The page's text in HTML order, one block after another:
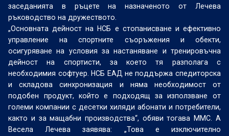
заседанията в ръцете на назначеното от Лечева
ръководство на дружеството.
„Основната дейност на НСБ е стопанисване и ефективно
управление на спортните съоръжения и обекти,
осигуряване на условия за настаняване и тренировъчна
дейност на спортисти, за което тя разполага с
необходимия софтуер. НСБ ЕАД не поддържа спедиторска
и складова синхронизация и няма необходимост от
подобен продукт, който е подходящ за използване от
големи компании с десетки хиляди абонати и потребители,
както и за мащабни производства“, обяви тогава ММС. А
Весела Лечева заявява: „Това е изключително